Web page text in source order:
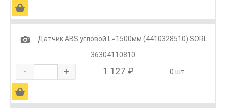
Ä
1
Датчик ABS угловой L=1500мм (4410328510) SORL
36304110810
- + 1 127 ₽ 0 шт.
Ä